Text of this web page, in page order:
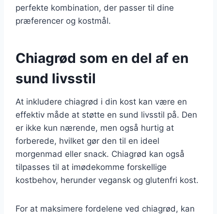
perfekte kombination, der passer til dine
præferencer og kostmål.
Chiagrød som en del af en
sund livsstil
At inkludere chiagrød i din kost kan være en
effektiv måde at støtte en sund livsstil på. Den
er ikke kun nærende, men også hurtig at
forberede, hvilket gør den til en ideel
morgenmad eller snack. Chiagrød kan også
tilpasses til at imødekomme forskellige
kostbehov, herunder vegansk og glutenfri kost.
For at maksimere fordelene ved chiagrød, kan